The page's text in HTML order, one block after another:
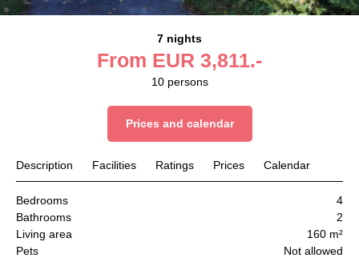
7 nights
From EUR 3,811.-
10 persons
Prices and calendar
Description Facilities Ratings Prices Calendar
Bedrooms
4
Bathrooms
2
Living area
160 m²
Pets
Not allowed